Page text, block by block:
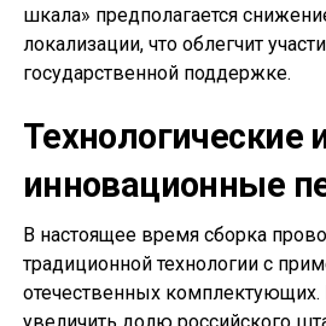
шкала» предполагается
локализации, что облегчит
государственной поддержке.
Технологические
инновационные
В настоящее время сборка
традиционной технологии с
отечественных комплектующих.